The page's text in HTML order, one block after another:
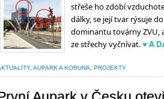
střeše ho zdobí
dálky, se její tvar rýsuje
dominantu továrny ZVU,
ze střechy vyčnívat.♥ A
, AUPARK A KORUNA PROJEKTY